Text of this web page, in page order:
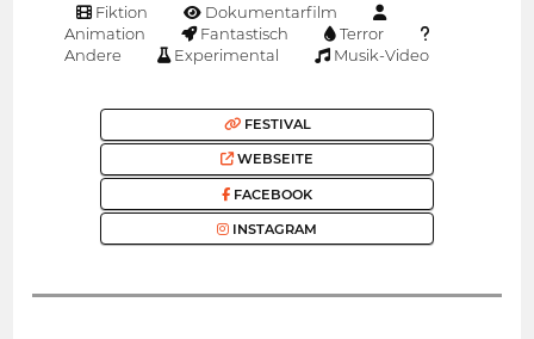
Fiktion
Dokumentarfilm
Animation
Fantastisch
Terror
Andere
Experimental Musik-Video
FESTIVAL
WEBSEITE
FACEBOOK
INSTAGRAM